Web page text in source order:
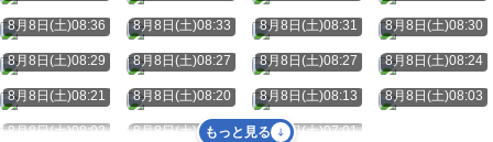
8月8日(土)08:36 8月8日(土)08:33 8月8日(土)08:31 8月8日(土)08:30
8月8日(土)08:29 8月8日(土)08:27 8月8日(土)08:27 8月8日(土)08:24
8月8日(土)08:21 8月8日(土)08:20 8月8日(土)08:13 8月8日(土)08:03
8月8日(土)08:02 8月8日(土)07:50 8月8日(土)07:01
もっと見る